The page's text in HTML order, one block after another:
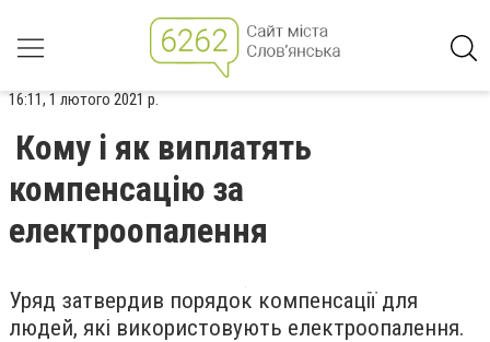
16:11, 1 лютого 2021 р.
Кому і як виплатять
компенсацію за
електроопалення
Уряд затвердив порядок компенсації для
людей, які використовують електроопалення.